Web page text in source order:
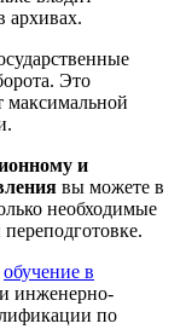
архивах.
Это
максимальной
и
вы можете в
необходимые
обучение в
инженерно-
по